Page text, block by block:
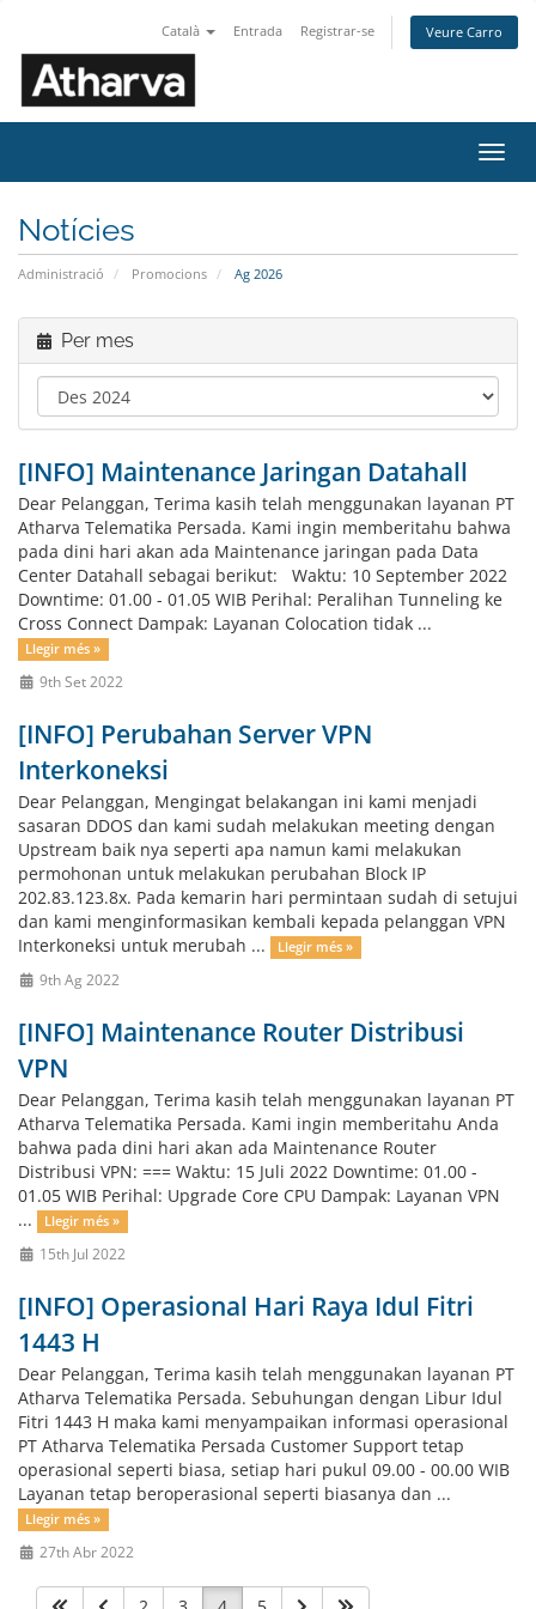
Català Entrada Registrar-se Veure Carro
la
Notícies
Administració Promocions Ag 2026
Per mes
[INFO] Maintenance Jaringan Datahall
Dear Pelanggan, Terima kasih telah menggunakan layanan PT
Atharva Telematika Persada. Kami ingin memberitahu bahwa
pada dini hari akan ada Maintenance jaringan pada Data
Center Datahall sebagai berikut: Waktu: 10 September 2022
Downtime: 01.00 - 01.05 WIB Perihal: Peralihan Tunneling ke
Cross Connect Dampak: Layanan Colocation tidak ...
Llegir més »
9th Set 2022
[INFO] Perubahan Server VPN
Interkoneksi
Dear Pelanggan, Mengingat belakangan ini kami menjadi
sasaran DDOS dan kami sudah melakukan meeting dengan
Upstream baik nya seperti apa namun kami melakukan
permohonan untuk melakukan perubahan Block IP
202.83.123.8x. Pada kemarin hari permintaan sudah di setujui
dan kami menginformasikan kembali kepada pelanggan VPN
Interkoneksi untuk merubah ...
Llegir més »
9th Ag 2022
[INFO] Maintenance Router Distribusi
VPN
Dear Pelanggan, Terima kasih telah menggunakan layanan PT
Atharva Telematika Persada. Kami ingin memberitahu Anda
bahwa pada dini hari akan ada Maintenance Router
Distribusi VPN: === Waktu: 15 Juli 2022 Downtime: 01.00 -
01.05 WIB Perihal: Upgrade Core CPU Dampak: Layanan VPN
...
Llegir més »
15th Jul 2022
[INFO] Operasional Hari Raya Idul Fitri
1443 H
Dear Pelanggan, Terima kasih telah menggunakan layanan PT
Atharva Telematika Persada. Sebuhungan dengan Libur Idul
Fitri 1443 H maka kami menyampaikan informasi operasional
PT Atharva Telematika Persada Customer Support tetap
operasional seperti biasa, setiap hari pukul 09.00 - 00.00 WIB
Layanan tetap beroperasional seperti biasanya dan ...
Llegir més »
27th Abr 2022